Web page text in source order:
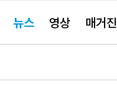
요뉴스 영상 매거진